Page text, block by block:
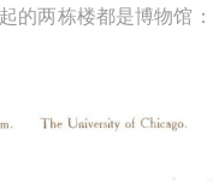
的两栋楼都是博物馆
当相应的全部责任，并主
及美术馆将不承担人身事
国广告法》、《中华人民
中华人民共和国民法通则
当相应的全部责任，并主
及美术馆将不承担人身事
国广告法》、《中华人民
中华人民共和国民法通则
当相应的全部责任，并主
及美术馆将不承担人身事
国广告法》、《中华人民
中华人民共和国民法通则